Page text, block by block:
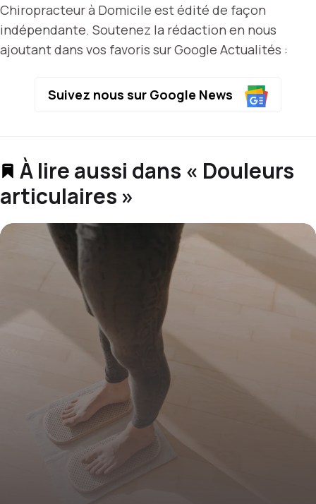
Chiropracteur à Domicile est édité de façon
indépendante. Soutenez la rédaction en nous
ajoutant dans vos favoris sur Google Actualités :
Suivez nous sur Google News
À lire aussi dans « Douleurs
articulaires »